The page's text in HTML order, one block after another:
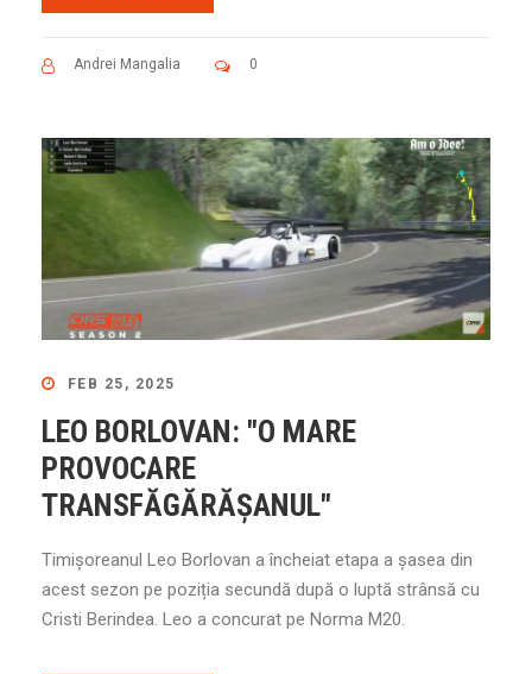
Andrei Mangalia 0
FEB 25, 2025
LEO BORLOVAN: "O MARE
PROVOCARE
TRANSFĂGĂRĂȘANUL"
Timișoreanul Leo Borlovan a încheiat etapa a șasea din
acest sezon pe poziția secundă după o luptă strânsă cu
Cristi Berindea. Leo a concurat pe Norma M20.